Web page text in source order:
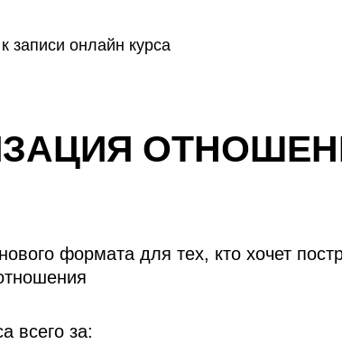
записи онлайн курса
формата для тех, кто хочет
всего за: